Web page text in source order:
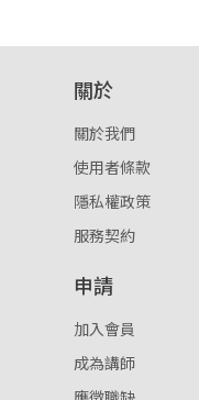
關於
關於我們
使用者條款
隱私權政策
服務契約
申請
加入會員
成為講師